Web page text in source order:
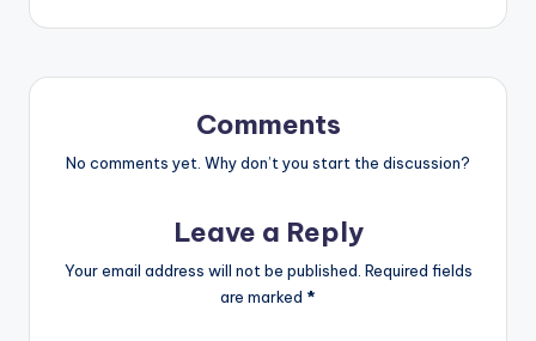
Comments
No comments yet. Why don’t you start the discussion?
Leave a Reply
Your email address will not be published. Required fields
are marked *